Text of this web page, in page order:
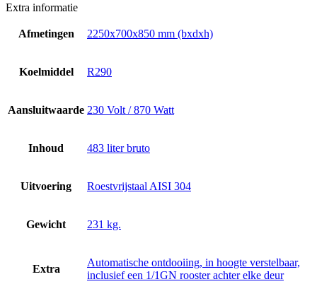
Extra informatie
Afmetingen 2250x700x850 mm (bxdxh)
Koelmiddel R290
Aansluitwaarde 230 Volt / 870 Watt
Inhoud 483 liter bruto
Uitvoering Roestvrijstaal AISI 304
Gewicht 231 kg.
Extra
Automatische ontdooiing, in hoogte verstelbaar,
inclusief een 1/1GN rooster achter elke deur